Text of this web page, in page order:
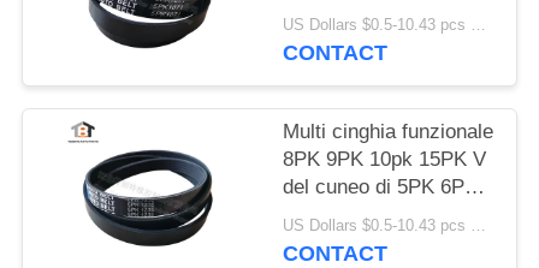
dell'OEM D5010224370
US Dollars $0.5-10.43 pcs MOQ:50 pezzi
CONTACT
Multi cinghia funzionale
8PK 9PK 10pk 15PK V
del cuneo di 5PK 6PK -
cinghia
US Dollars $0.5-10.43 pcs MOQ:50 pezzi
CONTACT